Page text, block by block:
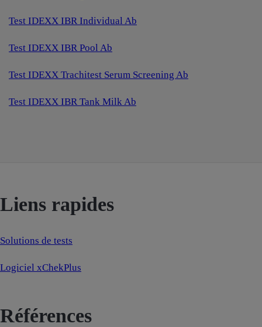
Test IDEXX IBR Individual Ab
Test IDEXX IBR Pool Ab
Test IDEXX Trachitest Serum Screening Ab
Test IDEXX IBR Tank Milk Ab
Liens rapides
Solutions de tests
Logiciel xChekPlus
Références